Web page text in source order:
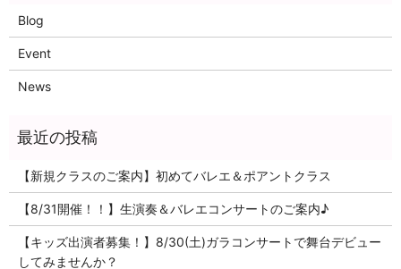
Blog
Event
News
【新規クラスのご案内】初めてバレエ＆ポアントクラス
【8/31開催！！】生演奏＆バレエコンサートのご案内♪
【キッズ出演者募集！】8/30(土)ガラコンサートで舞台デビュー
してみませんか？